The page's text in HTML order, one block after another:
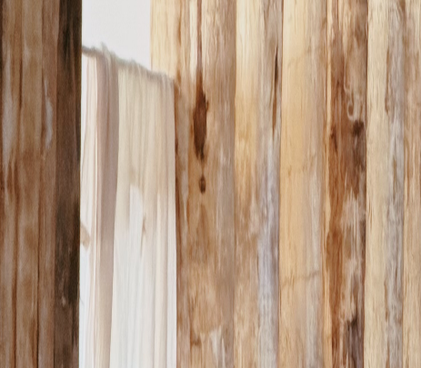
have
E3Probiotics(イースリープロ